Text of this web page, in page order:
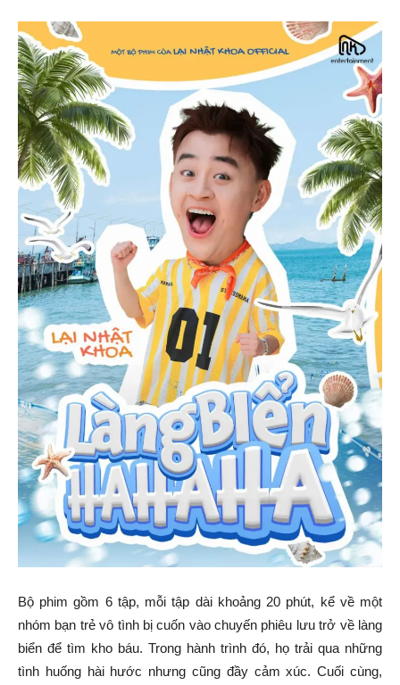
Bộ phim gồm 6 tập, mỗi tập dài khoảng 20 phút, kể về một
nhóm bạn trẻ vô tình bị cuốn vào chuyến phiêu lưu trở về làng
biển để tìm kho báu. Trong hành trình đó, họ trải qua những
tình huống hài hước nhưng cũng đầy cảm xúc. Cuối cùng,